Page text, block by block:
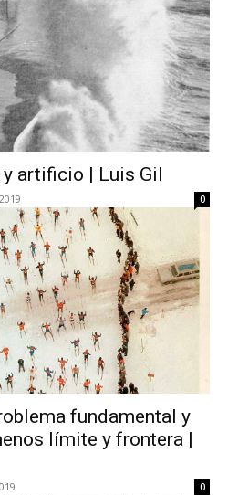
artificio | Luis Gil
0
fundamental y
límite y frontera |
0